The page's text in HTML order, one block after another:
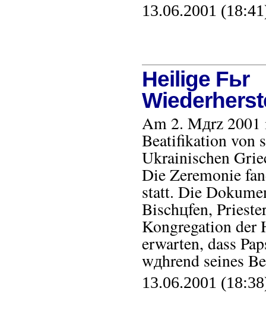
13.06.2001
Heilige Fьr
Am 2. Mдrz 2001
Beatifikation von
Ukrainischen
Die Zeremonie
statt. Die
Bischцfen,
Kongregation der
erwarten, dass
wдhrend seines
13.06.2001